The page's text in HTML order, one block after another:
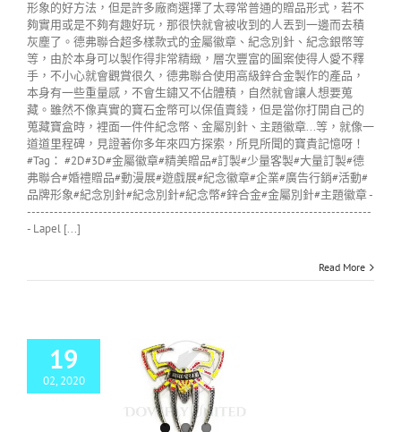
形象的好方法，但是許多廠商選擇了太尋常普通的贈品形式，若不
夠實用或是不夠有趣好玩，那很快就會被收到的人丟到一邊而去積
灰塵了。德弗聯合超多樣款式的金屬徽章、紀念別針、紀念銀幣等
等，由於本身可以製作得非常精緻，層次豐富的圖案使得人愛不釋
手，不小心就會觀賞很久，德弗聯合使用高級鋅合金製作的產品，
本身有一些重量感，不會生鏽又不佔體積，自然就會讓人想要蒐
藏。雖然不像真實的寶石金幣可以保值賣錢，但是當你打開自己的
蒐藏寶盒時，裡面一件件紀念幣、金屬別針、主題徽章...等，就像一
道道里程碑，見證著你多年來四方探索，所見所聞的寶貴記憶呀！
#Tag： #2D#3D#金屬徽章#精美贈品#訂製#少量客製#大量訂製#德
弗聯合#婚禮贈品#動漫展#遊戲展#紀念徽章#企業#廣告行銷#活動#
品牌形象#紀念別針#紀念別針#紀念幣#鋅合金#金屬別針#主題徽章 -
-----------------------------------------------------------------------------
- Lapel [...]
Read More
19
02, 2020
累!?什麼!! 我竟
為這徽章是蜘蛛